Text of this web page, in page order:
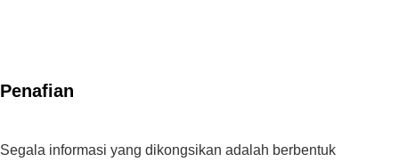
Penafian
Segala informasi yang dikongsikan adalah berbentuk